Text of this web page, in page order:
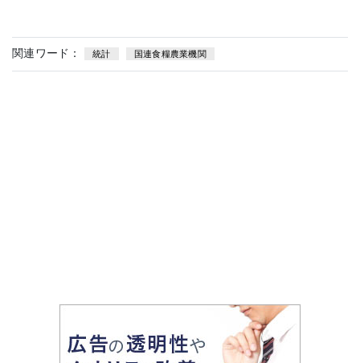
関連ワード： 統計 国連食糧農業機関